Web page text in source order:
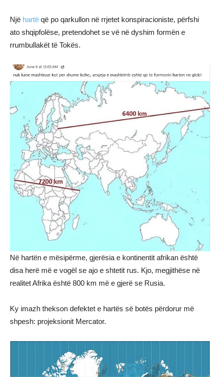
Një hartë që po qarkullon në rrjetet konspiracioniste, përfshi
ato shqipfolëse, pretendohet se vë në dyshim formën e
rrumbullakët të Tokës.
Në hartën e mësipërme, gjerësia e kontinentit afrikan është
disa herë më e vogël se ajo e shtetit rus. Kjo, megjithëse në
realitet Afrika është 800 km më e gjerë se Rusia.
Ky imazh thekson defektet e hartës së botës përdorur më
shpesh: projeksionit Mercator.